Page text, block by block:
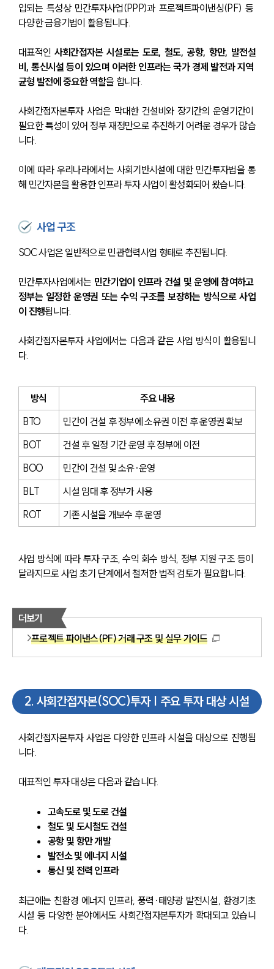
입되는 특성상 민간투자사업(PPP)과 프로젝트파이낸싱(PF) 등
다양한 금융기법이 활용됩니다.
대표적인 사회간접자본 시설로는 도로, 철도, 공항, 항만, 발전설
비, 통신시설 등이 있으며 이러한 인프라는 국가 경제 발전과 지역
균형 발전에 중요한 역할을 합니다.
사회간접자본투자 사업은 막대한 건설비와 장기간의 운영기간이
필요한 특성이 있어 정부 재정만으로 추진하기 어려운 경우가 많습
니다.
이에 따라 우리나라에서는 사회기반시설에 대한 민간투자법을 통
해 민간자본을 활용한 인프라 투자 사업이 활성화되어 왔습니다.
사업 구조
SOC 사업은 일반적으로 민관협력사업 형태로 추진됩니다.
민간투자사업에서는 민간기업이 인프라 건설 및 운영에 참여하고
정부는 일정한 운영권 또는 수익 구조를 보장하는 방식으로 사업
이 진행됩니다.
사회간접자본투자 사업에서는 다음과 같은 사업 방식이 활용됩니
다.
방식
주요 내용
BTO
민간이 건설 후 정부에 소유권 이전 후 운영권 확보
BOT
건설 후 일정 기간 운영 후 정부에 이전
BOO
민간이 건설 및 소유·운영
BLT
시설 임대 후 정부가 사용
ROT
기존 시설을 개보수 후 운영
사업 방식에 따라 투자 구조, 수익 회수 방식, 정부 지원 구조 등이
달라지므로 사업 초기 단계에서 철저한 법적 검토가 필요합니다.
더보기
프로젝트 파이낸스(PF) 거래 구조 및 실무 가이드
2. 사회간접자본(SOC)투자 | 주요 투자 대상 시설
사회간접자본투자 사업은 다양한 인프라 시설을 대상으로 진행됩
니다.
대표적인 투자 대상은 다음과 같습니다.
고속도로 및 도로 건설
철도 및 도시철도 건설
공항 및 항만 개발
발전소 및 에너지 시설
통신 및 전력 인프라
최근에는 친환경 에너지 인프라, 풍력·태양광 발전시설, 환경기초
시설 등 다양한 분야에서도 사회간접자본투자가 확대되고 있습니
다.